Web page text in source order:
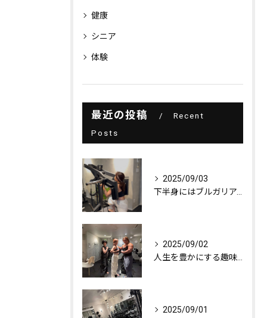
健康
シニア
体験
最近の投稿
Recent
Posts
2025/09/03
2025/09/02
2025/09/01